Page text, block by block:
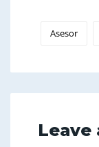
Asesor
Leave